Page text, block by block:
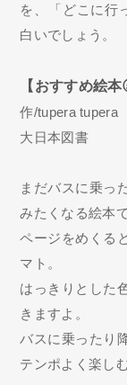
を、「どこに行
白いでしょう。
【おすすめ絵
作/tupera tupera
大日本図書
まだバスに乗っ
みたくなる絵本で
ページをめくる
マト。
はっきりとした
きますよ。
バスに乗ったり
テンポよく楽し